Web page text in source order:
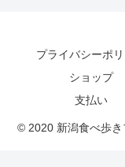
プライバシーポ
ショップ
支払い
© 2020 新潟食べ歩